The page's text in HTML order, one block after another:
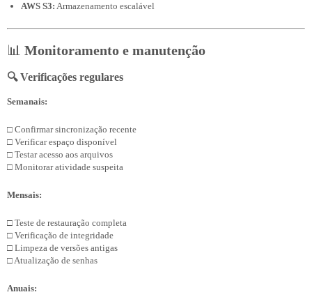
AWS S3: Armazenamento escalável
📊 Monitoramento e manutenção
🔍 Verificações regulares
Semanais:
□ Confirmar sincronização recente
□ Verificar espaço disponível
□ Testar acesso aos arquivos
Mensais:
□ Teste de restauração completa
□ Verificação de integridade
□ Limpeza de versões antigas
Anuais: